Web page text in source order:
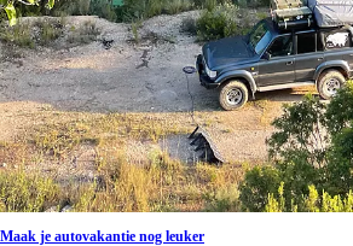
Maak je autovakantie nog leuker